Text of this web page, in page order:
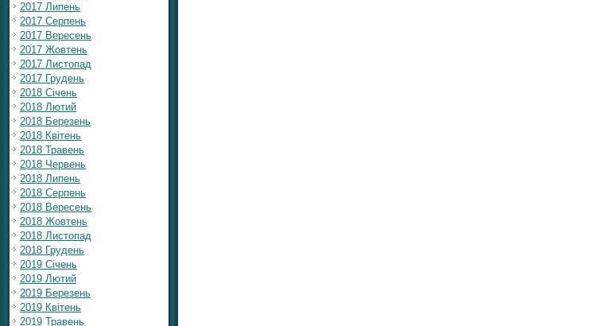
2017 Липень
2017 Серпень
2017 Вересень
2017 Жовтень
2017 Листопад
2017 Грудень
2018 Січень
2018 Лютий
2018 Березень
2018 Квітень
2018 Травень
2018 Червень
2018 Липень
2018 Серпень
2018 Вересень
2018 Жовтень
2018 Листопад
2018 Грудень
2019 Січень
2019 Лютий
2019 Березень
2019 Квітень
2019 Травень